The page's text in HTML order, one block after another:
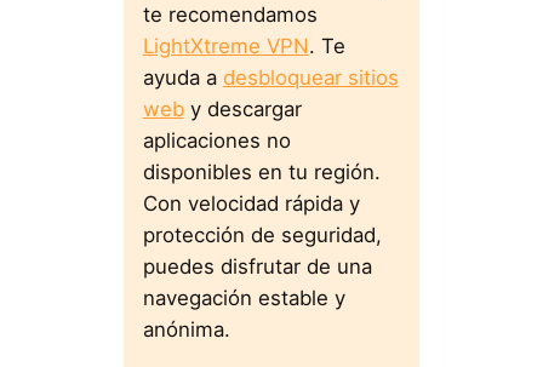
te recomendamos
LightXtreme VPN. Te
ayuda a desbloquear sitios
weby descargar
aplicaciones no
disponibles en tu región.
Con velocidad rápida y
protección de seguridad,
puedes disfrutar de una
navegación estable y
anónima.